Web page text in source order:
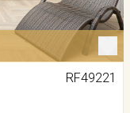
RF49221